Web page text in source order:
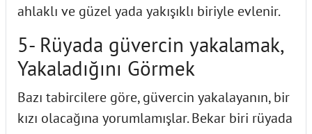
ahlaklı ve güzel yada yakışıklı biriyle evlenir.
5- Rüyada güvercin yakalamak,
Yakaladığını Görmek
Bazı tabircilere göre, güvercin yakalayanın, bir
kızı olacağına yorumlamışlar. Bekar biri rüyada